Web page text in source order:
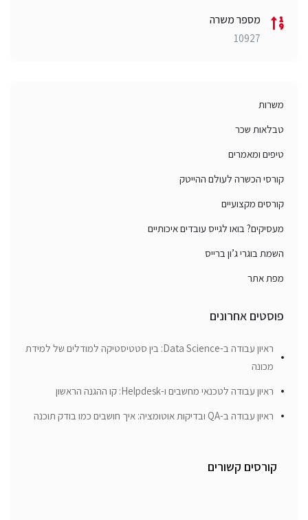
מספר משרה
10927
משרות
טבלאות שכר
טיפים ומאמרים
קורסי הכשרה לעולם ההייטק
קורסים מקצועיים
מעסיקים? בואו לגייס עובדים איכותיים
השמת בוגרי ג’ון ברייס
מפת אתר
פוסטים אחרונים
ראיון עבודה ב-Data Science: בין סטטיסטיקה למודלים של למידת
מכונה
ראיון עבודה לטכנאי מחשבים ו-Helpdesk: קו ההגנה הראשון
ראיון עבודה ב-QA ובדיקות אוטומציה: איך חושבים כמו בודק תוכנה
קורסים קשורים